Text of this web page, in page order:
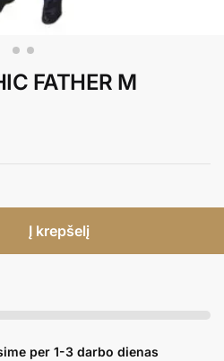
FATHER M
Į krepšelį
per 1-3 darbo dienas